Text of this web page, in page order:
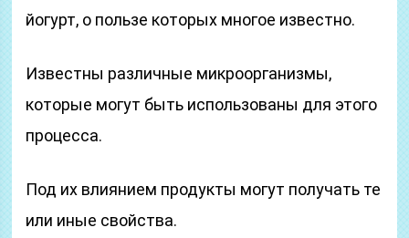
йогурт, о пользе которых многое известно.
Известны различные микроорганизмы,
которые могут быть использованы для этого
процесса.
Под их влиянием продукты могут получать те
или иные свойства.